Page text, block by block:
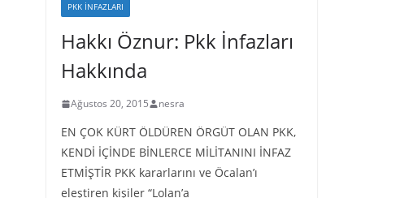
PKK İNFAZLARI
Hakkı Öznur: Pkk İnfazları
Hakkında
Ağustos 20, 2015 nesra
EN ÇOK KÜRT ÖLDÜREN ÖRGÜT OLAN PKK,
KENDİ İÇİNDE BİNLERCE MİLİTANINI İNFAZ
ETMİŞTİR PKK kararlarını ve Öcalan’ı
eleştiren kişiler “Lolan’a